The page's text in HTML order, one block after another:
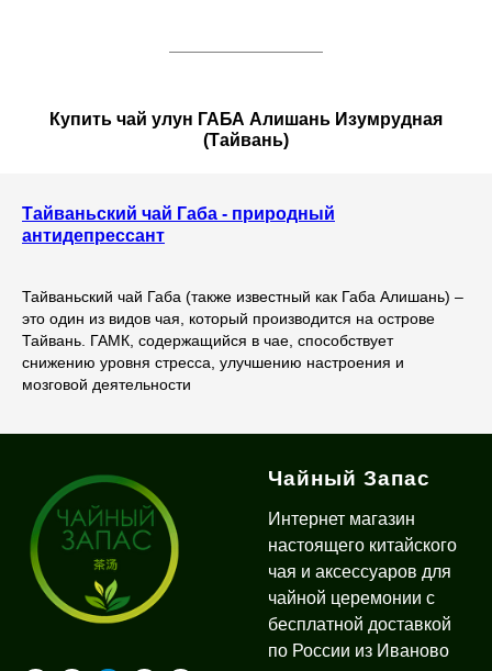
Купить чай улун ГАБА Алишань Изумрудная
(Тайвань)
Тайваньский чай Габа - природный
антидепрессант
Тайваньский чай Габа (также известный как Габа Алишань) –
это один из видов чая, который производится на острове
Тайвань. ГАМК, содержащийся в чае, способствует
снижению уровня стресса, улучшению настроения и
мозговой деятельности
Чайный Запас
Интернет магазин
настоящего китайского
чая и аксессуаров для
чайной церемонии с
бесплатной доставкой
по России из Иваново